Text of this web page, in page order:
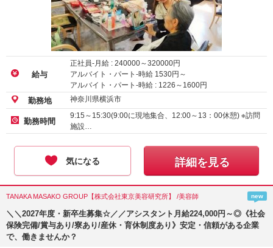
給与
正社員-月給 : 240000～320000円
アルバイト・パート-時給 1530円～
アルバイト・パート-時給 : 1226 ～ 1600円
勤務地 神奈川県横浜市
勤務時間
9:15～15:30(9:00に現地集合、12:00～13：00休憩) ※訪問
施設…
気になる 詳細を見る
TANAKA MASAKO GROUP【株式会社東京美容研究所】 /美容師 new
＼＼2027年度・新卒生募集☆／／アシスタント月給224,000円～◎《社会
保険完備/賞与あり/寮あり/産休・育休制度あり》安定・信頼がある企業
で、働きませんか？